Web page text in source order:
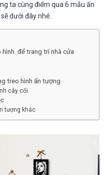
ta cùng điểm qua 6 mẫu ấn
dưới đây nhé.
để trang trí nhà cửa
treo hình ấn tượng
cây cối
tượng khác